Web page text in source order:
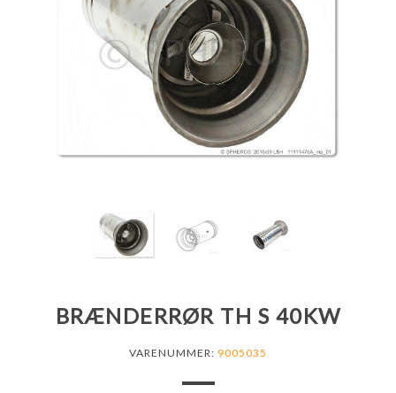
BRÆNDERRØR TH S 40KW
VARENUMMER: 9005035